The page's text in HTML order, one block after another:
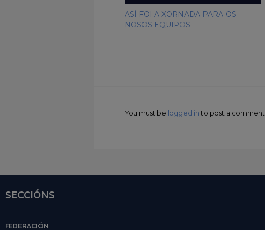
ASÍ FOI A XORNADA PARA OS
NOSOS EQUIPOS
You must be logged in to post a comment.
SECCIÓNS
FEDERACIÓN